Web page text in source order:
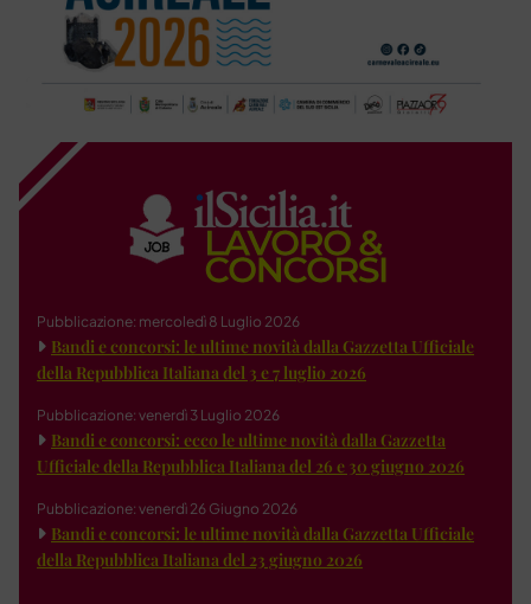
Pubblicazione: mercoledì 8 Luglio 2026
Bandi e concorsi: le ultime novità dalla Gazzetta Ufficiale
della Repubblica Italiana del 3 e 7 luglio 2026
Pubblicazione: venerdì 3 Luglio 2026
Bandi e concorsi: ecco le ultime novità dalla Gazzetta
Ufficiale della Repubblica Italiana del 26 e 30 giugno 2026
Pubblicazione: venerdì 26 Giugno 2026
Bandi e concorsi: le ultime novità dalla Gazzetta Ufficiale
della Repubblica Italiana del 23 giugno 2026